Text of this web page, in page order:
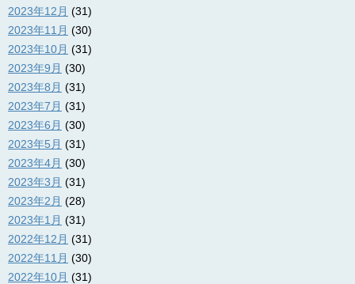
2023年12月 (31)
2023年11月 (30)
2023年10月 (31)
2023年9月 (30)
2023年8月 (31)
2023年7月 (31)
2023年6月 (30)
2023年5月 (31)
2023年4月 (30)
2023年3月 (31)
2023年2月 (28)
2023年1月 (31)
2022年12月 (31)
2022年11月 (30)
2022年10月 (31)